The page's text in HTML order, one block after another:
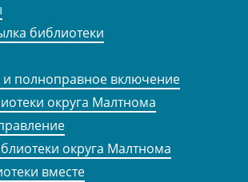
библиотеки
и полноправное включение
округа Малтнома
округа Малтнома
вместе